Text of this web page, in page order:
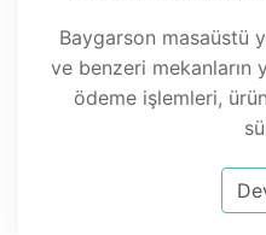
Baygarson masaüstü
ve benzeri mekanların
ödeme işlemleri,